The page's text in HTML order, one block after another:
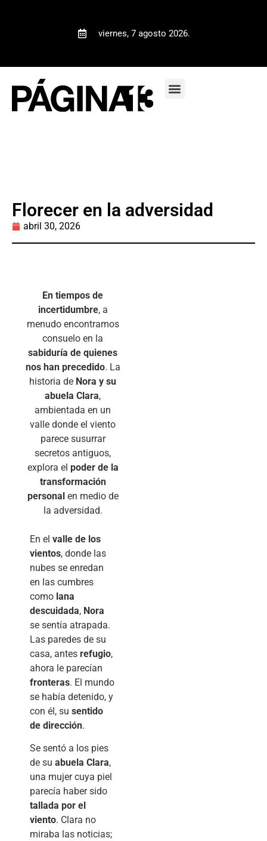
viernes, 7 agosto 2026.
Florecer en la adversidad
abril 30, 2026
En tiempos de
incertidumbre, a
menudo encontramos
consuelo en la
sabiduría de quienes
nos han precedido. La
historia de Nora y su
abuela Clara,
ambientada en un
valle donde el viento
parece susurrar
secretos antiguos,
explora el poder de la
transformación
personalen medio de
la adversidad.
En el valle de los
vientos, donde las
nubes se enredan
en las cumbres
como lana
descuidada, Nora
se sentía atrapada.
Las paredes de su
casa, antes refugio,
ahora le parecían
fronteras. El mundo
se había detenido, y
con él, su sentido
de dirección.
Se sentó a los pies
de su abuela Clara,
una mujer cuya piel
parecía haber sido
tallada por el
viento. Clara no
miraba las noticias;